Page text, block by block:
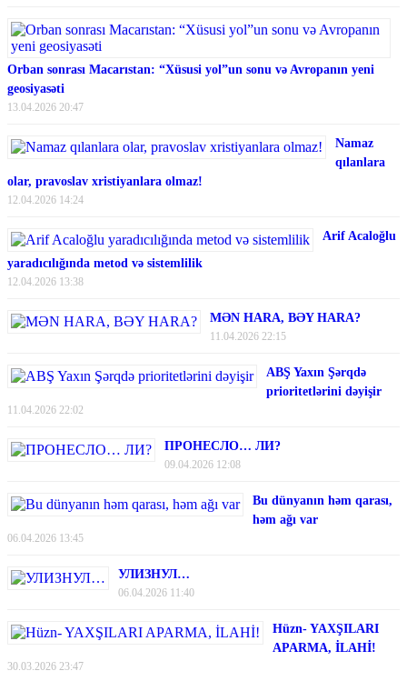
Orban sonrası Macarıstan: “Xüsusi yol”un sonu və Avropanın yeni
geosiyasəti
13.04.2026 20:47
Namaz
qılanlara
olar, pravoslav xristiyanlara olmaz!
12.04.2026 14:24
Arif Acaloğlu
yaradıcılığında metod və sistemlilik
12.04.2026 13:38
MƏN HARA, BƏY HARA?
11.04.2026 22:15
ABŞ Yaxın Şərqdə
prioritetlərini dəyişir
11.04.2026 22:02
ПРОНЕСЛО… ЛИ?
09.04.2026 12:08
Bu dünyanın həm qarası,
həm ağı var
06.04.2026 13:45
УЛИЗНУЛ…
06.04.2026 11:40
Hüzn- YAXŞILARI
APARMA, İLAHİ!
30.03.2026 23:47